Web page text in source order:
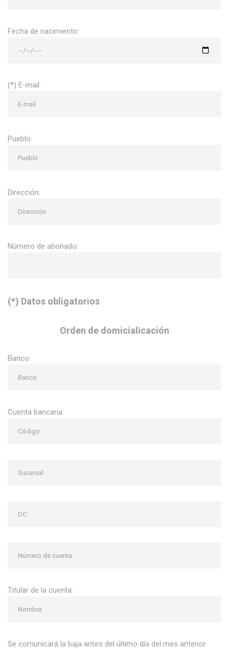
Fecha de nacimiento:
(*) E-mail:
Pueblo:
Dirección:
Número de abonado:
(*) Datos obligatorios
Orden de domicialicación
Banco:
Cuenta bancaria:
Titular de la cuenta:
Se comunicará la baja antes del último día del mes anterior.